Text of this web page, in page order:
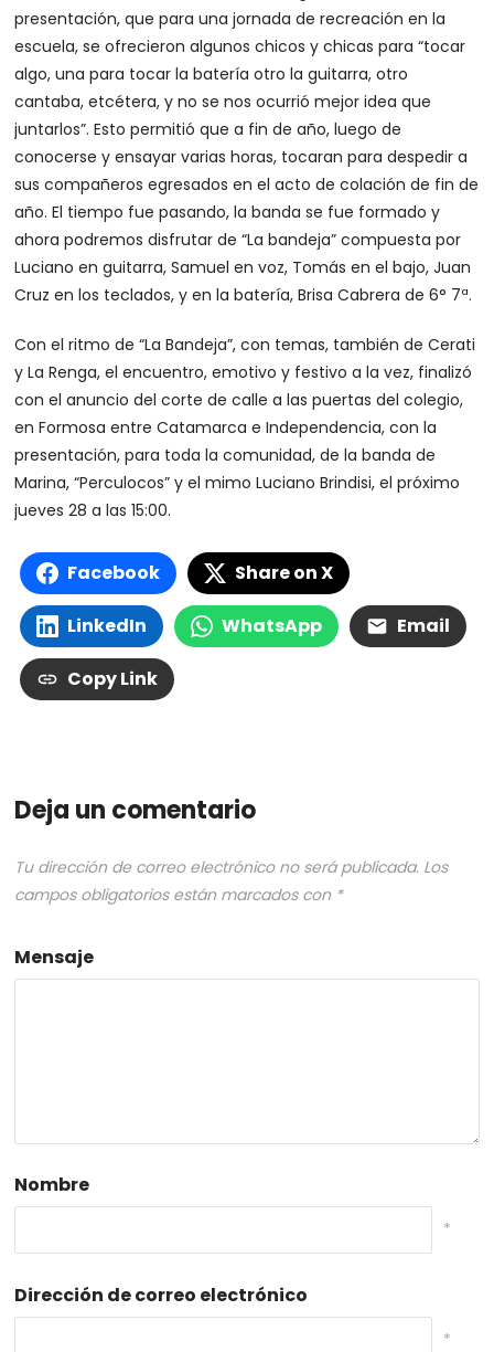
presentación, que para una jornada de recreación en la
escuela, se ofrecieron algunos chicos y chicas para “tocar
algo, una para tocar la batería otro la guitarra, otro
cantaba, etcétera, y no se nos ocurrió mejor idea que
juntarlos”. Esto permitió que a fin de año, luego de
conocerse y ensayar varias horas, tocaran para despedir a
sus compañeros egresados en el acto de colación de fin de
año. El tiempo fue pasando, la banda se fue formado y
ahora podremos disfrutar de “La bandeja” compuesta por
Luciano en guitarra, Samuel en voz, Tomás en el bajo, Juan
Cruz en los teclados, y en la batería, Brisa Cabrera de 6° 7ª.
Con el ritmo de “La Bandeja”, con temas, también de Cerati
y La Renga, el encuentro, emotivo y festivo a la vez, finalizó
con el anuncio del corte de calle a las puertas del colegio,
en Formosa entre Catamarca e Independencia, con la
presentación, para toda la comunidad, de la banda de
Marina, “Perculocos” y el mimo Luciano Brindisi, el próximo
jueves 28 a las 15:00.
Facebook Share on X
LinkedIn WhatsApp Email
Copy Link
Deja un comentario
Tu dirección de correo electrónico no será publicada. Los
campos obligatorios están marcados con *
Mensaje
Nombre
*
Dirección de correo electrónico
*